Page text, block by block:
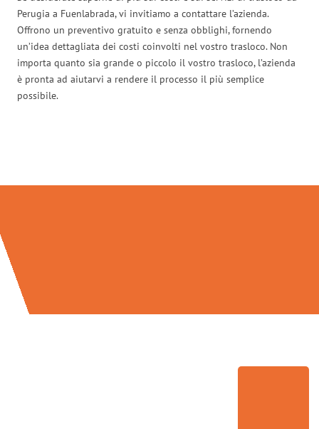
Perugia a Fuenlabrada, vi invitiamo a contattare l’azienda.
Offrono un preventivo gratuito e senza obblighi, fornendo
un’idea dettagliata dei costi coinvolti nel vostro trasloco. Non
importa quanto sia grande o piccolo il vostro trasloco, l’azienda
è pronta ad aiutarvi a rendere il processo il più semplice
possibile.